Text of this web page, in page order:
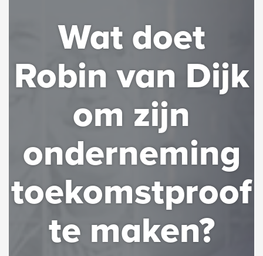
Wat doet
Robin van Dijk
om zijn
onderneming
toekomstproof
te maken?